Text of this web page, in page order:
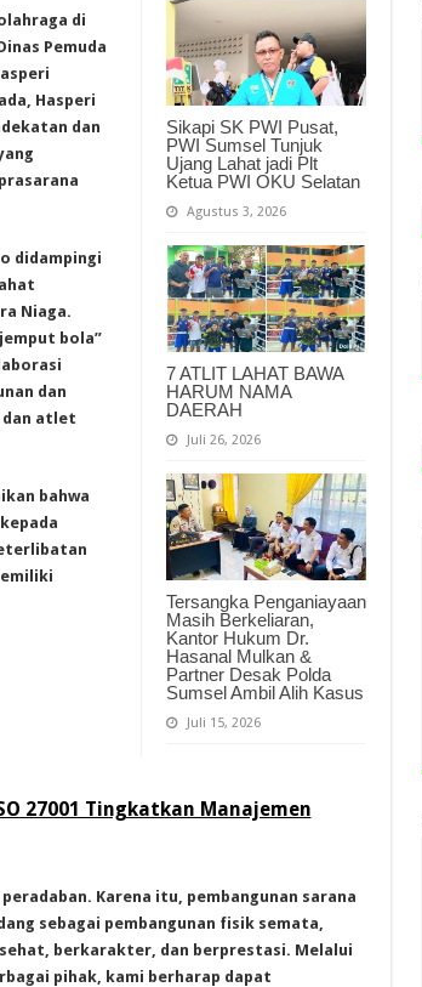
Sikapi SK PWI Pusat,
PWI Sumsel Tunjuk
Ujang Lahat jadi Plt
Ketua PWI OKU Selatan
Agustus 3, 2026
7 ATLIT LAHAT BAWA
HARUM NAMA
DAERAH
Juli 26, 2026
Tersangka Penganiayaan
Masih Berkeliaran,
Kantor Hukum Dr.
Hasanal Mulkan &
Partner Desak Polda
Sumsel Ambil Alih Kasus
Juli 15, 2026
di
Pemuda
Hasperi
dan
didampingi
Niaga.
bola”
dan
dan atlet
bahwa
27001 Tingkatkan Manajemen
Karena itu, pembangunan sarana
sebagai pembangunan fisik semata,
berkarakter, dan berprestasi. Melalui
pihak, kami berharap dapat